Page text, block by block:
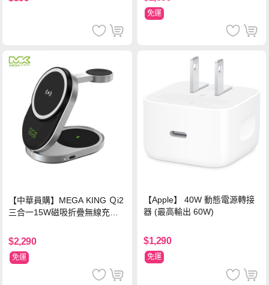
免運
【中華員購】MEGA KING Ｑi2
三合一15W磁吸折疊無線充電
$2,290
免運
【Apple】 40W 動態電源轉接
器 (最高輸出 60W)
$1,290
免運